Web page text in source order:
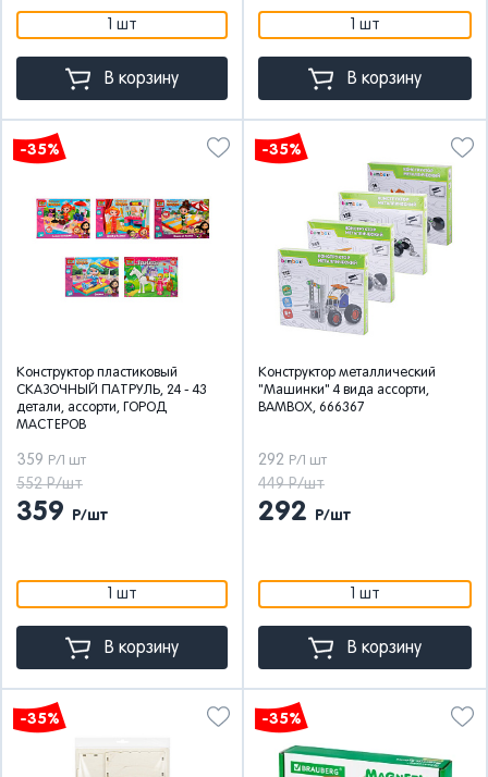
1 шт
В корзину
1 шт
В корзину
-35%
Конструктор пластиковый
СКАЗОЧНЫЙ ПАТРУЛЬ, 24 - 43
детали, ассорти, ГОРОД
МАСТЕРОВ
359 Р/1 шт
552 Р/шт
359 Р/шт
1 шт
В корзину
-35%
Конструктор металлический
"Машинки" 4 вида ассорти,
BAMBOX, 666367
292 Р/1 шт
449 Р/шт
292 Р/шт
1 шт
В корзину
-35% -35%